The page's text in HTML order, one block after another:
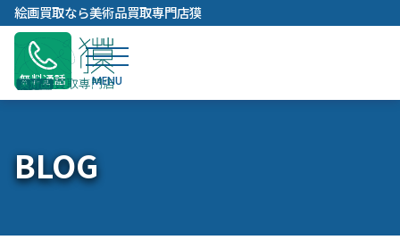
内
容
キ
絵画買取なら美術品買取専門店獏
無料通話
BLOG